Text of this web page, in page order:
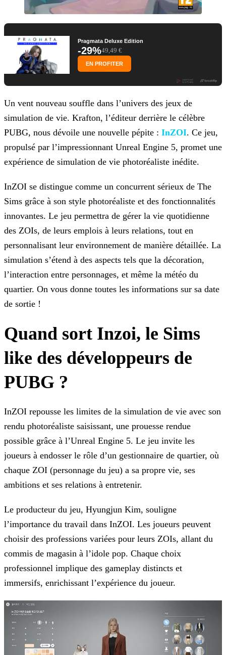
Pragmata Deluxe Edition
-29%49,49 €
EN PROFITER
Un vent nouveau souffle dans l’univers des jeux de
simulation de vie. Krafton, l’éditeur derrière le célèbre
PUBG, nous dévoile une nouvelle pépite : InZOI. Ce jeu,
propulsé par l’impressionnant Unreal Engine 5, promet une
expérience de simulation de vie photoréaliste inédite.
InZOI se distingue comme un concurrent sérieux de The
Sims grâce à son style photoréaliste et des fonctionnalités
innovantes. Le jeu permettra de gérer la vie quotidienne
des ZOIs, de leurs emplois à leurs relations, tout en
personnalisant leur environnement de manière détaillée. La
simulation s’étend à des aspects tels que la décoration,
l’interaction entre personnages, et même la météo du
quartier. On vous donne toutes les informations sur sa date
de sortie !
Quand sort Inzoi, le Sims
like des développeurs de
PUBG ?
InZOI repousse les limites de la simulation de vie avec son
rendu photoréaliste saisissant, une prouesse rendue
possible grâce à l’Unreal Engine 5. Le jeu invite les
joueurs à endosser le rôle d’un gestionnaire de quartier, où
chaque ZOI (personnage du jeu) a sa propre vie, ses
ambitions et ses relations à entretenir.
Le producteur du jeu, Hyungjun Kim, souligne
l’importance du travail dans InZOI. Les joueurs peuvent
choisir des professions variées pour leurs ZOIs, allant du
commis de magasin à l’idole pop. Chaque choix
professionnel implique des gameplay distincts et
immersifs, enrichissant l’expérience du joueur.